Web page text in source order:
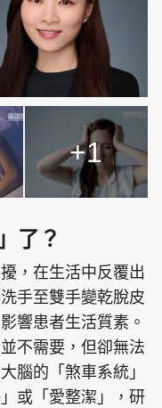
+1
了？
，在生活中反覆出
手至雙手變乾脫皮
響患者生活質素。
不需要，但卻無法
腦的「煞車系統」
或「愛整潔」，研